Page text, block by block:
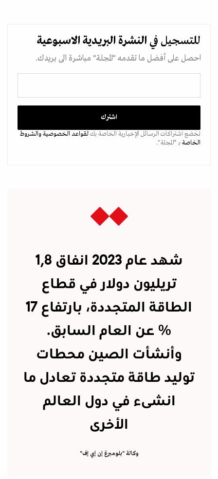
للتسجيل في النشرة البريدية الاسبوعية
احصل على أفضل ما تقدمه "المجلة" مباشرة الى بريدك.
تخضع اشتراكات الرسائل الإخبارية الخاصة بكلقواعد الخصوصيةوالشروط
الخاصة بـ “المجلة".
شهد عام 2023 انفاق 1,8
تريليون دولار في قطاع
الطاقة المتجددة، بارتفاع 17
% عن العام السابق.
وأنشأت الصين محطات
توليد طاقة متجددة تعادل ما
انشىء في دول العالم
الأخرى
وكالة "بلومبرغ إن إي إف"